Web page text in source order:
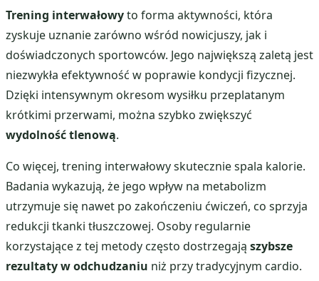
Trening interwałowyto forma aktywności, która
zyskuje uznanie zarówno wśród nowicjuszy, jak i
doświadczonych sportowców. Jego największą zaletą jest
niezwykła efektywność w poprawie kondycji fizycznej.
Dzięki intensywnym okresom wysiłku przeplatanym
krótkimi przerwami, można szybko zwiększyć
wydolność tlenową.
Co więcej, trening interwałowy skutecznie spala kalorie.
Badania wykazują, że jego wpływ na metabolizm
utrzymuje się nawet po zakończeniu ćwiczeń, co sprzyja
redukcji tkanki tłuszczowej. Osoby regularnie
korzystające z tej metody często dostrzegają szybsze
rezultaty w odchudzaniu niż przy tradycyjnym cardio.